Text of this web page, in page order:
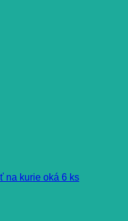
na kurie oká 6 ks